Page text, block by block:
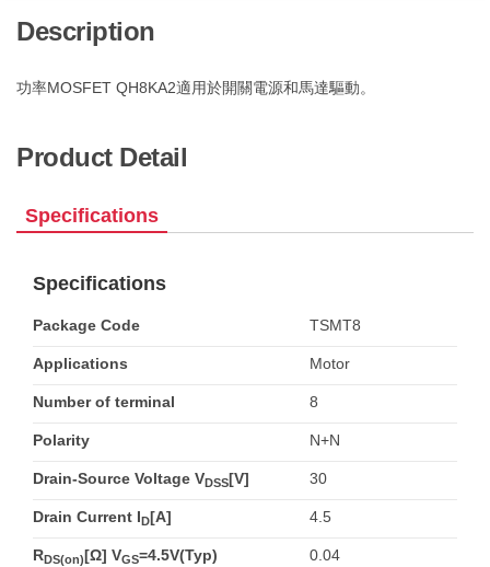
Description
功率MOSFET QH8KA2適用於開關電源和馬達驅動。
Product Detail
Specifications
Specifications
Package Code TSMT8
Applications Motor
Number of terminal 8
Polarity N+N
Drain-Source Voltage VDSS[V] 30
Drain Current ID[A] 4.5
RDS(on)[Ω] VGS=4.5V(Typ) 0.04